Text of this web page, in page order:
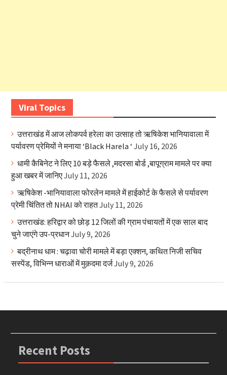
Viral Topics
उत्तराखंड में आज लोकपर्व हरेला का उत्साह तो ऋषिकेश भानियावाला में
पर्यावरण प्रेमियों ने मनाया ‘Black Harela ‘ July 16, 2026
धामी कैबिनेट ने लिए 10 बड़े फैसले ,मदरसा बोर्ड ,बापूग्राम मामले पर क्या
हुआ खबर में जानिएJuly 11, 2026
ऋषिकेश -भानियावाला फोरलेन मामले में हाईकोर्ट के फैसले से पर्यावरण
प्रेमी चिंतित तो NHAI को राहतJuly 11, 2026
उत्तराखंड: हरिद्वार को छोड़ 12 जिलों की ग्राम पंचायतों में एक साल बाद
चुने जाएंगे उप-प्रधानJuly 9, 2026
बद्रीनाथ धाम : चढ़ावा चोरी मामले में बड़ा एक्शन, कथित निजी सचिव
सस्पेंड, विभिन्न धाराओं में मुक़दमा दर्जJuly 9, 2026
Recent Posts